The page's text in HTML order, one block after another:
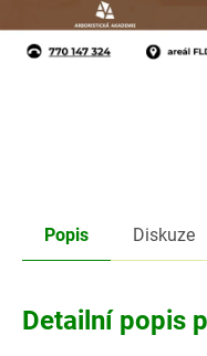
Popis Diskuze
Detailní popis